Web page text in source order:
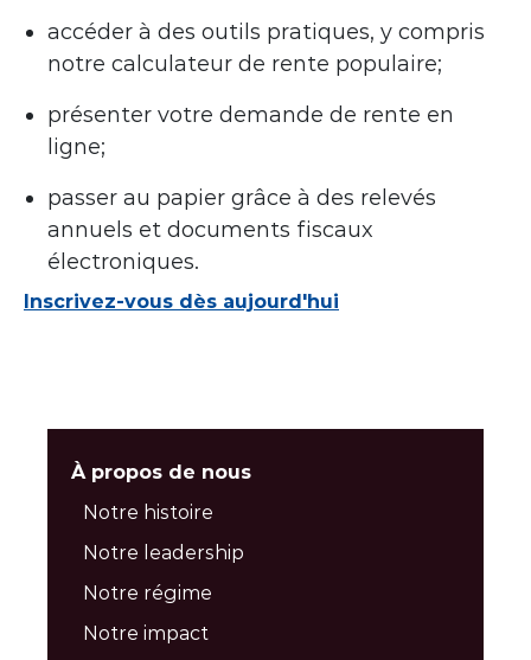
accéder à des outils pratiques, y compris
notre calculateur de rente populaire;
présenter votre demande de rente en
ligne;
passer au papier grâce à des relevés
annuels et documents fiscaux
électroniques.
Inscrivez-vous dès aujourd'hui
À propos de nous
Notre histoire
Notre leadership
Notre régime
Notre impact